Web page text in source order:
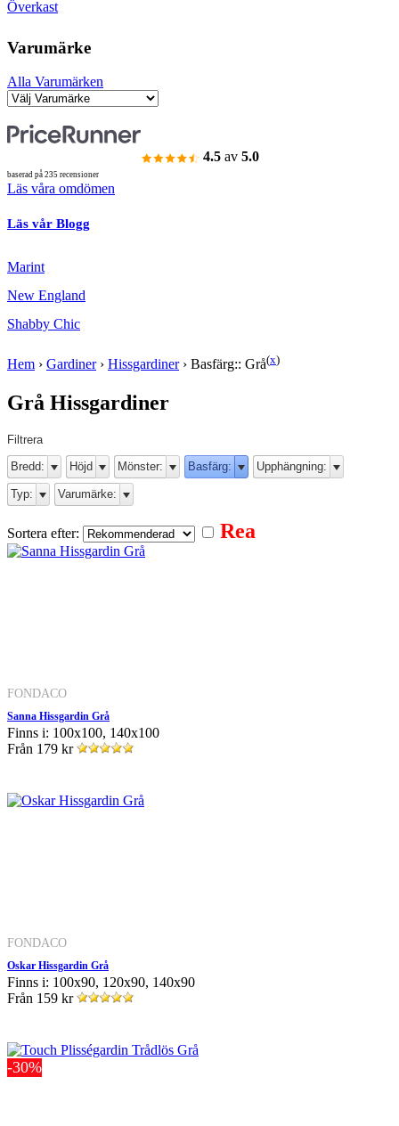
Överkast
Varumärke
Alla Varumärken
4.5 av 5.0
baserad på 235 recensioner
Läs våra omdömen
Läs vår Blogg
Marint
New England
Shabby Chic
Hem › Gardiner› Hissgardiner› Basfärg:: Grå(x)
Grå Hissgardiner
Filtrera
Bredd:
Höjd Mönster: Basfärg: Upphängning:
Typ: Varumärke:
Sortera efter: Rea
FONDACO
Sanna Hissgardin Grå
Finns i: 100x100, 140x100
Från 179 kr
FONDACO
Oskar Hissgardin Grå
Finns i: 100x90, 120x90, 140x90
Från 159 kr
-30%